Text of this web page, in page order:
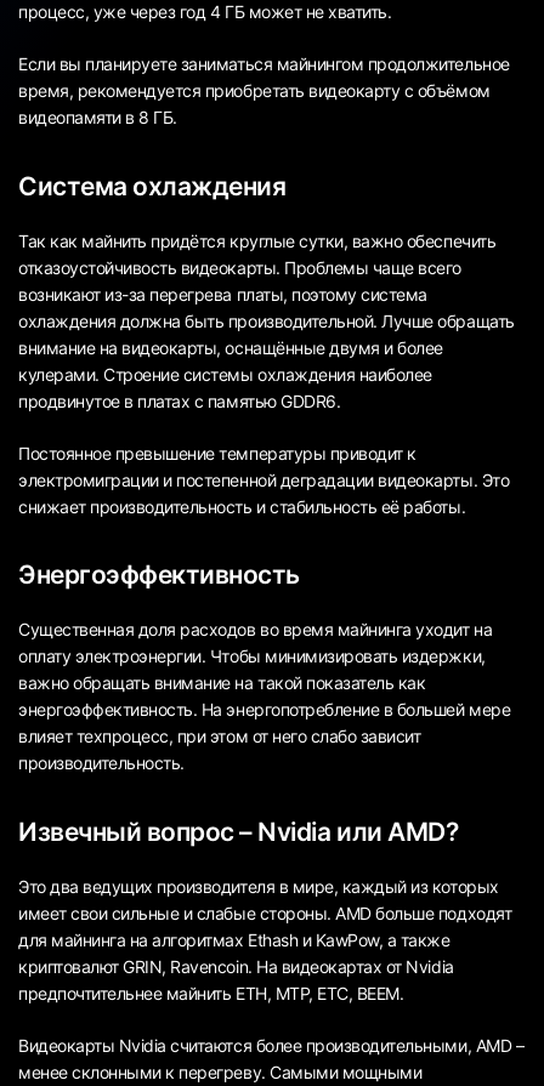
процесс, уже через год 4 ГБ может не хватить.
Если вы планируете заниматься майнингом продолжительное
время, рекомендуется приобретать видеокарту с объёмом
видеопамяти в 8 ГБ.
Система охлаждения
Так как майнить придётся круглые сутки, важно обеспечить
отказоустойчивость видеокарты. Проблемы чаще всего
возникают из-за перегрева платы, поэтому система
охлаждения должна быть производительной. Лучше обращать
внимание на видеокарты, оснащённые двумя и более
кулерами. Строение системы охлаждения наиболее
продвинутое в платах с памятью GDDR6.
Постоянное превышение температуры приводит к
электромиграции и постепенной деградации видеокарты. Это
снижает производительность и стабильность её работы.
Энергоэффективность
Существенная доля расходов во время майнинга уходит на
оплату электроэнергии. Чтобы минимизировать издержки,
важно обращать внимание на такой показатель как
энергоэффективность. На энергопотребление в большей мере
влияет техпроцесс, при этом от него слабо зависит
производительность.
Извечный вопрос – Nvidia или AMD?
Это два ведущих производителя в мире, каждый из которых
имеет свои сильные и слабые стороны. AMD больше подходят
для майнинга на алгоритмах Ethash и KawPow, а также
криптовалют GRIN, Ravencoin. На видеокартах от Nvidia
предпочтительнее майнить ETH, MTP, ETC, BEEM.
Видеокарты Nvidia считаются более производительными, AMD –
менее склонными к перегреву. Самыми мощными